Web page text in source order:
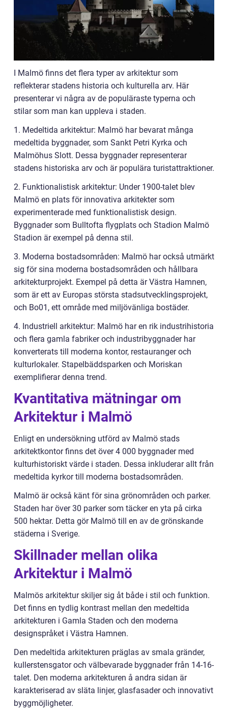
I Malmö finns det flera typer av arkitektur som
reflekterar stadens historia och kulturella arv. Här
presenterar vi några av de populäraste typerna och
stilar som man kan uppleva i staden.
1. Medeltida arkitektur: Malmö har bevarat många
medeltida byggnader, som Sankt Petri Kyrka och
Malmöhus Slott. Dessa byggnader representerar
stadens historiska arv och är populära turistattraktioner.
2. Funktionalistisk arkitektur: Under 1900-talet blev
Malmö en plats för innovativa arkitekter som
experimenterade med funktionalistisk design.
Byggnader som Bulltofta flygplats och Stadion Malmö
Stadion är exempel på denna stil.
3. Moderna bostadsområden: Malmö har också utmärkt
sig för sina moderna bostadsområden och hållbara
arkitekturprojekt. Exempel på detta är Västra Hamnen,
som är ett av Europas största stadsutvecklingsprojekt,
och Bo01, ett område med miljövänliga bostäder.
4. Industriell arkitektur: Malmö har en rik industrihistoria
och flera gamla fabriker och industribyggnader har
konverterats till moderna kontor, restauranger och
kulturlokaler. Stapelbäddsparken och Moriskan
exemplifierar denna trend.
Kvantitativa mätningar om
Arkitektur i Malmö
Enligt en undersökning utförd av Malmö stads
arkitektkontor finns det över 4 000 byggnader med
kulturhistoriskt värde i staden. Dessa inkluderar allt från
medeltida kyrkor till moderna bostadsområden.
Malmö är också känt för sina grönområden och parker.
Staden har över 30 parker som täcker en yta på cirka
500 hektar. Detta gör Malmö till en av de grönskande
städerna i Sverige.
Skillnader mellan olika
Arkitektur i Malmö
Malmös arkitektur skiljer sig åt både i stil och funktion.
Det finns en tydlig kontrast mellan den medeltida
arkitekturen i Gamla Staden och den moderna
designspråket i Västra Hamnen.
Den medeltida arkitekturen präglas av smala gränder,
kullerstensgator och välbevarade byggnader från 14-16-
talet. Den moderna arkitekturen å andra sidan är
karakteriserad av släta linjer, glasfasader och innovativt
byggmöjligheter.